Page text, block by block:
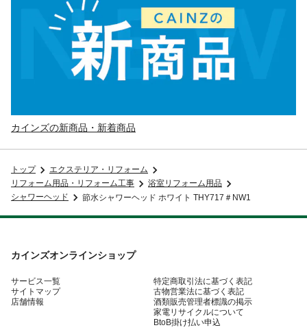
カインズの新商品・新着商品
トップ
エクステリア・リフォーム
リフォーム用品・リフォーム工事
浴室リフォーム用品
シャワーヘッド
節水シャワーヘッド ホワイト THY717＃NW1
カインズオンラインショップ
サービス一覧
サイトマップ
店舗情報
特定商取引法に基づく表記
古物営業法に基づく表記
酒類販売管理者標識の掲示
家電リサイクルについて
BtoB掛け払い申込